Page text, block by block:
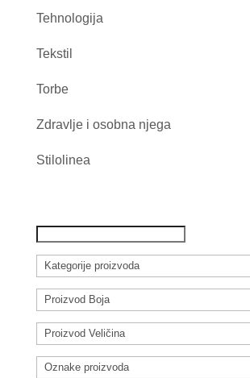
Tehnologija
Tekstil
Torbe
Zdravlje i osobna njega
Stilolinea